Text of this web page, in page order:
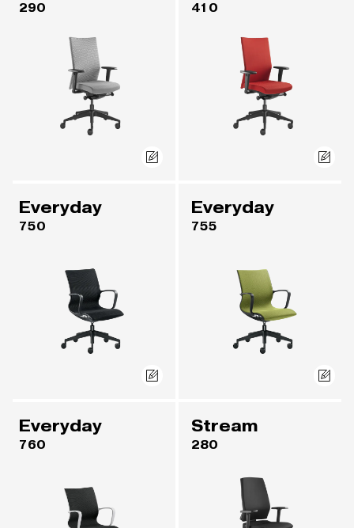
290 410
Everyday
750
Everyday
755
Everyday
760
Stream
280